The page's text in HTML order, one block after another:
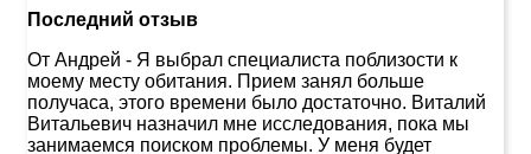
Последний отзыв
От Андрей - Я выбрал специалиста поблизости к
моему месту обитания. Прием занял больше
получаса, этого времени было достаточно. Виталий
Витальевич назначил мне исследования, пока мы
занимаемся поиском проблемы. У меня будет